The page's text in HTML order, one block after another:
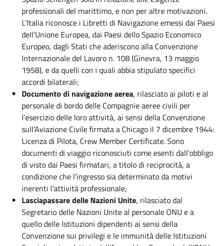
professionali del marittimo, e non per altre motivazioni.
L’Italia riconosce i Libretti di Navigazione emessi dai Paesi
dell’Unione Europea, dai Paesi dello Spazio Economico
Europeo, dagli Stati che aderiscono alla Convenzione
Internazionale del Lavoro n. 108 (Ginevra, 13 maggio
1958), e da quelli con i quali abbia stipulato specifici
accordi bilaterali;
Documento di navigazione aerea, rilasciato ai piloti e al
personale di bordo delle Compagnie aeree civili per
l’esercizio delle loro attività, ai sensi della Convenzione
sull’Aviazione Civile firmata a Chicago il 7 dicembre 1944:
Licenza di Pilota, Crew Member Certificate. Sono
documenti di viaggio riconosciuti come esenti dall’obbligo
di visto dai Paesi firmatari, a titolo di reciprocità, a
condizione che l’ingresso sia determinato da motivi
inerenti l’attività professionale;
Lasciapassare delle Nazioni Unite, rilasciato dal
Segretario delle Nazioni Unite al personale ONU e a
quello delle Istituzioni dipendenti ai sensi della
Convenzione sui privilegi e le immunità delle Istituzioni